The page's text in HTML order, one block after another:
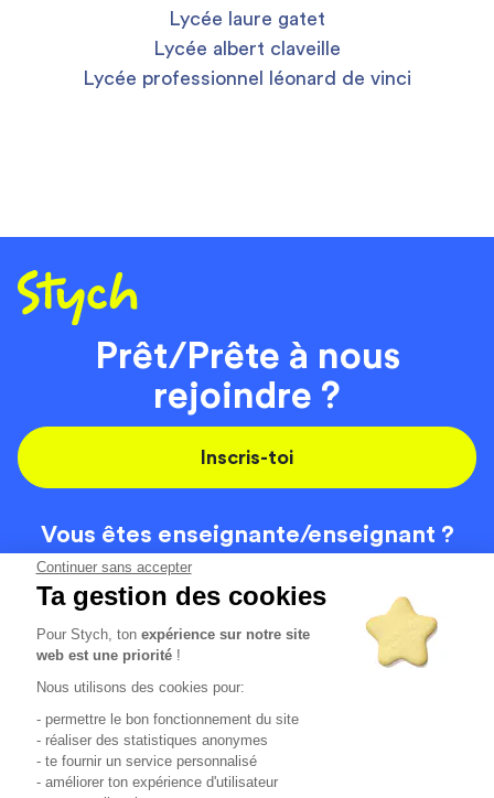
Continuer sans accepter
Ta gestion des cookies
Pour Stych, tonexpérience sur notre site
web est une priorité !
Nous utilisons des cookies pour:
- permettre le bon fonctionnement du site
- réaliser des statistiques anonymes
- te fournir un service personnalisé
- améliorer ton expérience d'utilisateur
Lycée laure gatet
Lycée albert claveille
Lycée professionnel léonard de vinci
Prêt/Prête à nous
rejoindre ?
Inscris-toi
Vous êtes enseignante/enseignant ?
On recrute
Code de la route
Localisation
Contact
Tous les avis clients4.6/5 (51125 avis publiés)